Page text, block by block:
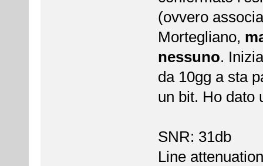
(ovvero
Mortegliano,
nessuno.
da 10gg a sta
un bit. Ho dato
SNR: 31db
Line